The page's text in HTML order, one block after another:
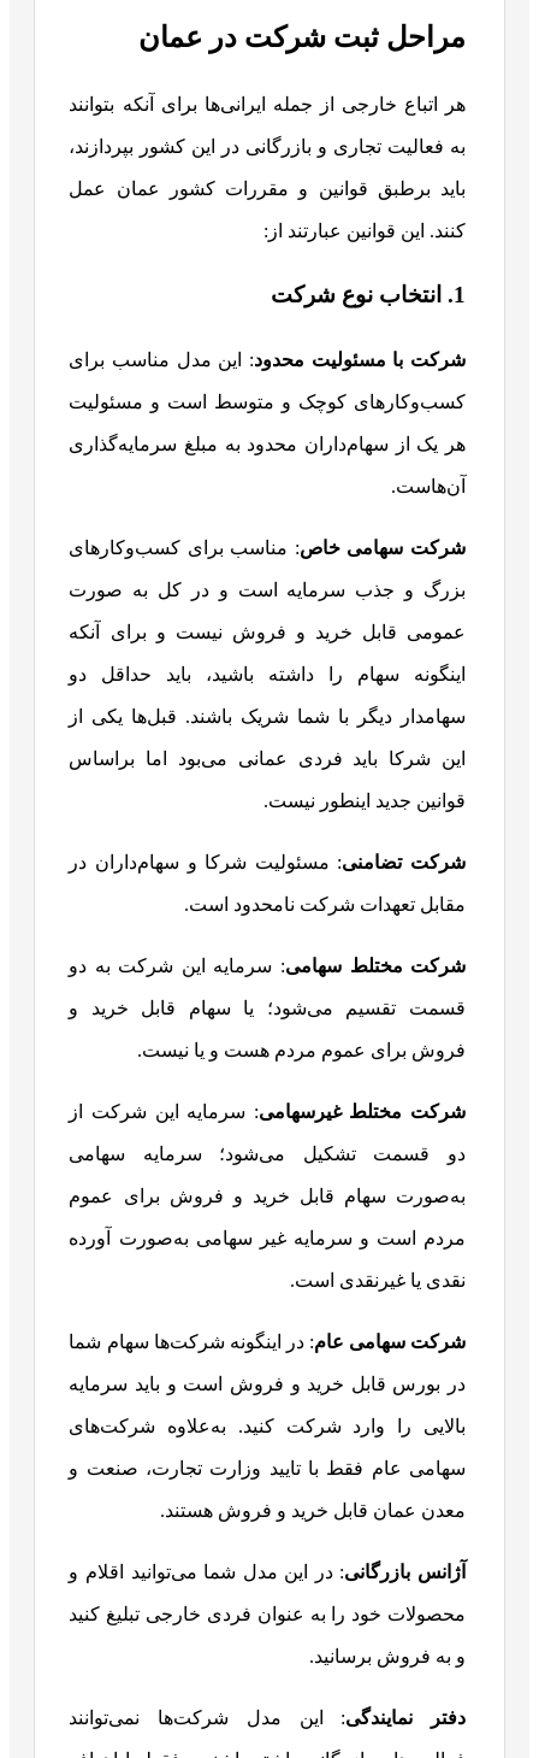
مراحل ثبت شرکت در عمان
هر اتباع خارجی از جمله ایرانی‌ها برای آنکه بتوانند
به فعالیت تجاری و بازرگانی در این کشور بپردازند،
باید برطبق قوانین و مقررات کشور عمان عمل
کنند. این قوانین عبارتند از:
1. انتخاب نوع شرکت
شرکت با مسئولیت محدود: این مدل مناسب برای
کسب‌وکارهای کوچک و متوسط است و مسئولیت
هر یک از سهام‌داران محدود به مبلغ سرمایه‌گذاری
آن‌هاست.
شرکت سهامی خاص: مناسب برای کسب‌وکارهای
بزرگ و جذب سرمایه است و در کل به صورت
عمومی قابل خرید و فروش نیست و برای آنکه
اینگونه سهام را داشته باشید، باید حداقل دو
سهامدار دیگر با شما شریک باشند. قبل‌ها یکی از
این شرکا باید فردی عمانی می‌بود اما براساس
قوانین جدید اینطور نیست.
شرکت تضامنی: مسئولیت شرکا و سهام‌داران در
مقابل تعهدات شرکت نامحدود است.
شرکت مختلط سهامی: سرمایه این شرکت به دو
قسمت تقسیم می‌شود؛ یا سهام قابل خرید و
فروش برای عموم مردم هست و یا نیست.
شرکت مختلط غیرسهامی: سرمایه این شرکت از
دو قسمت تشکیل می‌شود؛ سرمایه سهامی
به‌صورت سهام قابل خرید و فروش برای عموم
مردم است و سرمایه غیر سهامی به‌صورت آورده
نقدی یا غیرنقدی است.
شرکت سهامی عام: در اینگونه شرکت‌ها سهام شما
در بورس قابل خرید و فروش است و باید سرمایه
بالایی را وارد شرکت کنید. به‌علاوه شرکت‌های
سهامی عام فقط با تایید وزارت تجارت، صنعت و
معدن عمان قابل خرید و فروش هستند.
آژانس بازرگانی: در این مدل شما می‌توانید اقلام و
محصولات خود را به عنوان فردی خارجی تبلیغ کنید
و به فروش برسانید.
دفتر نمایندگی: این مدل شرکت‌ها نمی‌توانند